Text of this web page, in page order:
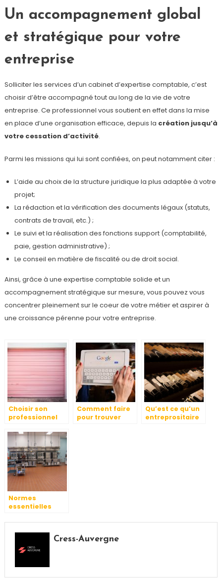
Un accompagnement global
et stratégique pour votre
entreprise
Solliciter les services d’un cabinet d’expertise comptable, c’est
choisir d’être accompagné tout au long de la vie de votre
entreprise. Ce professionnel vous soutient en effet dans la mise
en place d’une organisation efficace, depuis la création jusqu’à
votre cessation d’activité.
Parmi les missions qui lui sont confiées, on peut notamment citer :
L’aide au choix de la structure juridique la plus adaptée à votre
projet;
La rédaction et la vérification des documents légaux (statuts,
contrats de travail, etc.) ;
Le suivi et la réalisation des fonctions support (comptabilité,
paie, gestion administrative) ;
Le conseil en matière de fiscalité ou de droit social.
Ainsi, grâce à une expertise comptable solide et un
accompagnement stratégique sur mesure, vous pouvez vous
concentrer pleinement sur le coeur de votre métier et aspirer à
une croissance pérenne pour votre entreprise.
Choisir son
professionnel
l’installation de
portes
Comment faire
pour trouver
Qu’est ce qu’un
entreprositaire
Normes
essentielles
professionnelle
reussie
Cress-Auvergne